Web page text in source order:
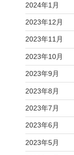
2024年1月
2023年12月
2023年11月
2023年10月
2023年9月
2023年8月
2023年7月
2023年6月
2023年5月